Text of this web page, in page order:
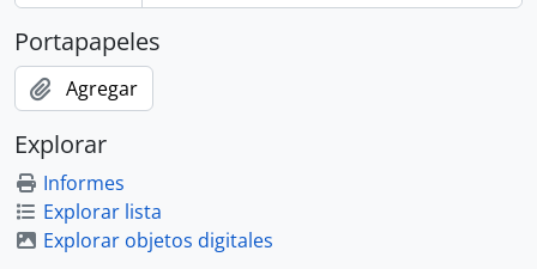
Portapapeles
Agregar
Explorar
Informes
Explorar lista
Explorar objetos digitales